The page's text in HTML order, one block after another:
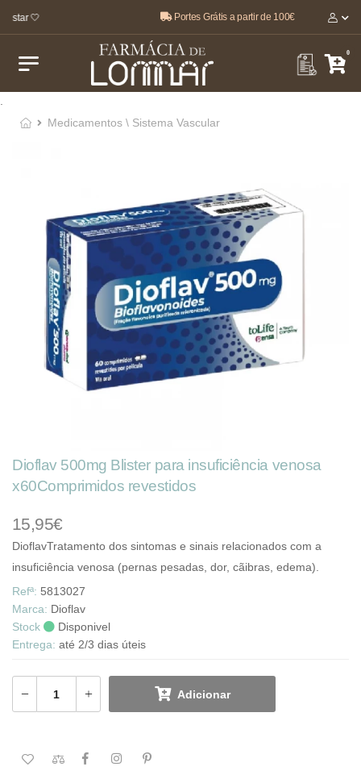
🤍 Portes Grátis a partir de 100€
0
Medicamentos \ Sistema Vascular
Dioflav 500mg Blister para insuficiência venosa
x60Comprimidos revestidos
15,95€
DioflavTratamento dos sintomas e sinais relacionados com a
insuficiência venosa (pernas pesadas, dor, cãibras, edema).
Refª: 5813027
Marca: Dioflav
Stock
Disponivel
Entrega: até 2/3 dias úteis
Adicionar